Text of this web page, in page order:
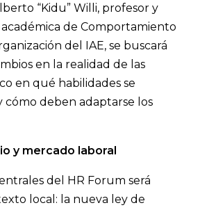
“Kidu” Willi, profesor y
de Comportamiento
del IAE, se buscará
en la realidad de las
en qué habilidades se
cómo deben adaptarse los
y mercado laboral
del HR Forum será
local: la nueva ley de